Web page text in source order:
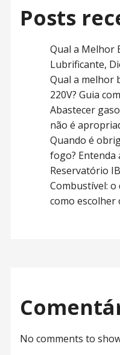
Posts
Qual a Melhor
Lubrificante,
Qual a melhor
220V? Guia
Abastecer
não é
Quando é
fogo? Entenda
Reservatório
Combustível: o
como escolher
No comments to